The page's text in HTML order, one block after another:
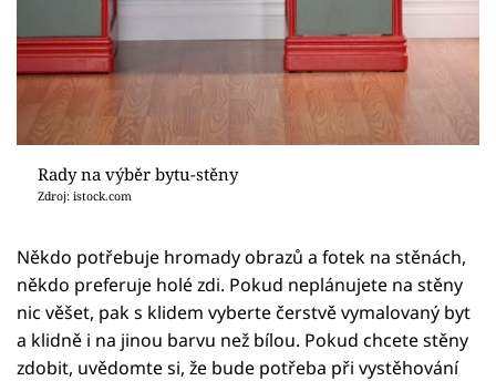
Rady na výběr bytu-stěny
Zdroj: istock.com
Někdo potřebuje hromady obrazů a fotek na stěnách,
někdo preferuje holé zdi. Pokud neplánujete na stěny
nic věšet, pak s klidem vyberte čerstvě vymalovaný byt
a klidně i na jinou barvu než bílou. Pokud chcete stěny
zdobit, uvědomte si, že bude potřeba při vystěhování